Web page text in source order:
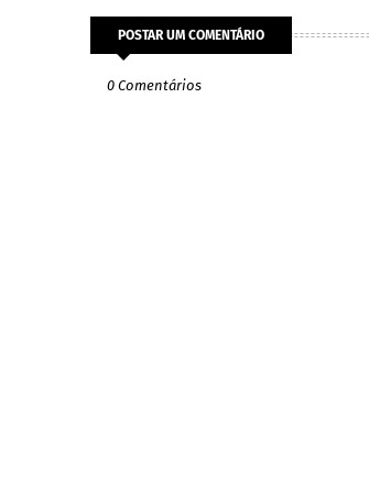
POSTAR UM COMENTÁRIO
0 Comentários